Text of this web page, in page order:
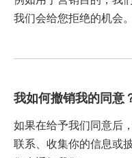
我们会给您拒绝的机会。
我如何撤销我的同意
如果在给予我们同意后
联系、收集你的信息或